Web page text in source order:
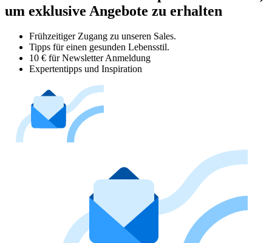
um exklusive Angebote zu erhalten
Frühzeitiger Zugang zu unseren Sales.
Tipps für einen gesunden Lebensstil.
10 € für Newsletter Anmeldung
Expertentipps und Inspiration